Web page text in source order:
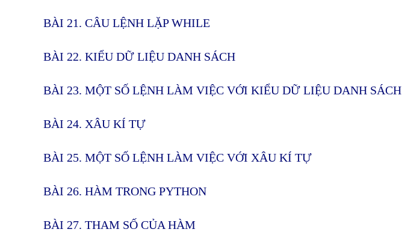
BÀI 21. CÂU LỆNH LẶP WHILE
BÀI 22. KIỂU DỮ LIỆU DANH SÁCH
BÀI 23. MỘT SỐ LỆNH LÀM VIỆC VỚI KIỂU DỮ LIỆU DANH SÁCH
BÀI 24. XÂU KÍ TỰ
BÀI 25. MỘT SỐ LỆNH LÀM VIỆC VỚI XÂU KÍ TỰ
BÀI 26. HÀM TRONG PYTHON
BÀI 27. THAM SỐ CỦA HÀM